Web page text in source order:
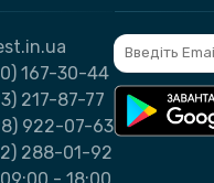
167-30-44
217-87-77
922-07-63
288-01-92